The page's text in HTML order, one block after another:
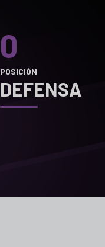
0
POSICIÓN
DEFENSA